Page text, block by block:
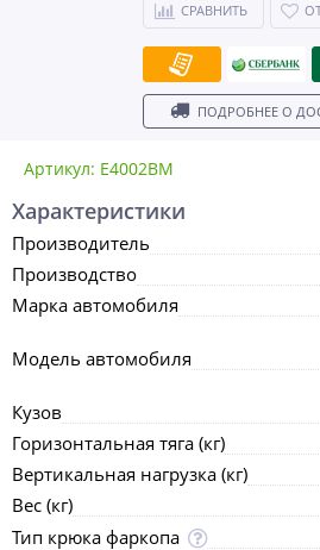
Артикул: E4002BM
СРАВНИТЬ
ПОДРОБНЕЕ О
Характеристики
Производитель
Производство
Марка автомобиля
Модель автомобиля
Кузов
Горизонтальная тяга (кг)
Вертикальная нагрузка (кг)
Вес (кг)
Тип крюка фаркопа